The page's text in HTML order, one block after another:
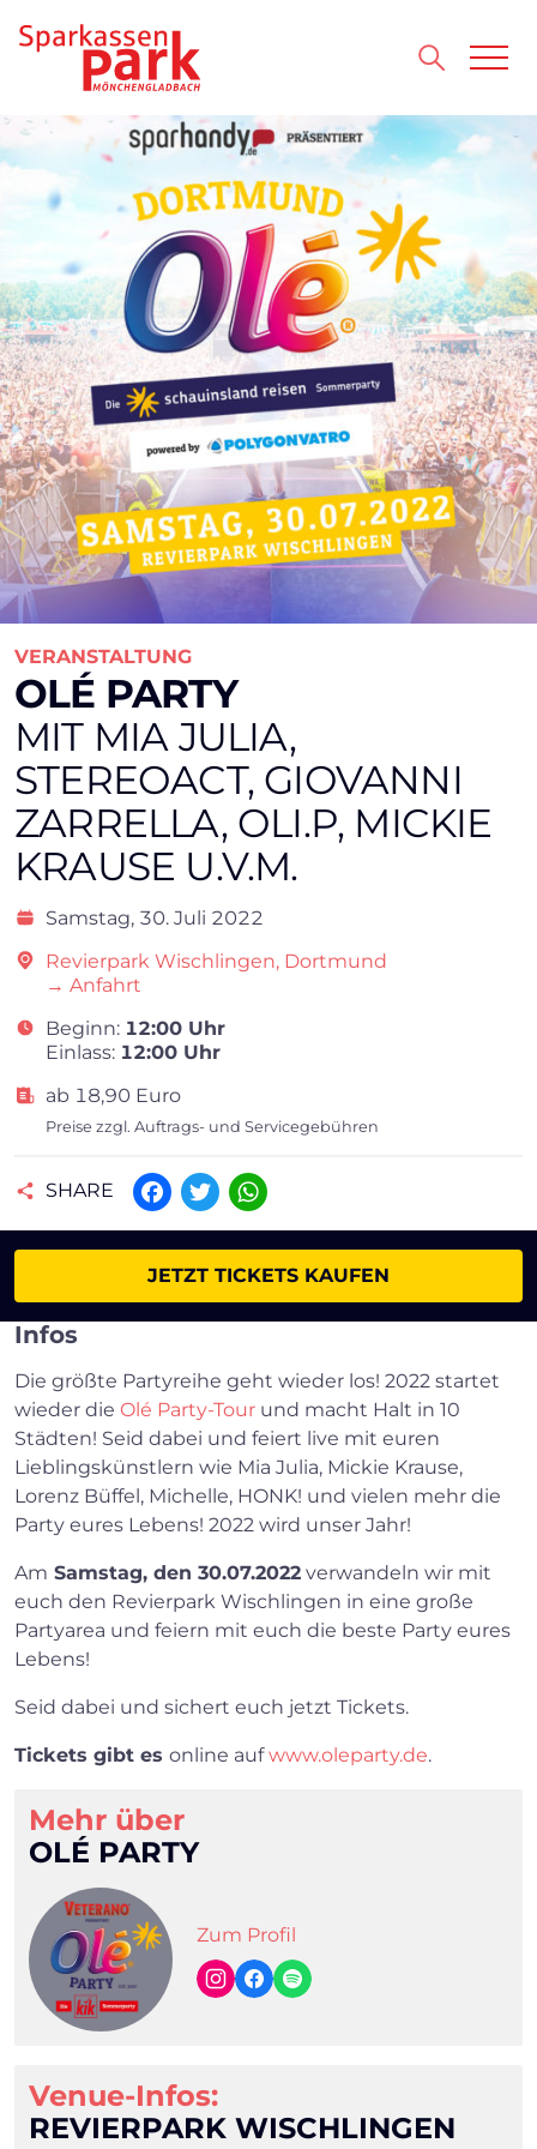
VERANSTALTUNG
OLÉ PARTY
MIT MIA JULIA,
STEREOACT, GIOVANNI
ZARRELLA, OLI.P, MICKIE
KRAUSE U.V.M.
Samstag, 30. Juli 2022
Revierpark Wischlingen, Dortmund
→ Anfahrt
Beginn: 12:00 Uhr
Einlass: 12:00 Uhr
ab 18,90 Euro
Preise zzgl. Auftrags- und Servicegebühren
SHARE
Facebook
Twitter
WhatsApp
JETZT TICKETS KAUFEN
Infos
Die größte Partyreihe geht wieder los! 2022 startet
wieder die Olé Party-Tour und macht Halt in 10
Städten! Seid dabei und feiert live mit euren
Lieblingskünstlern wie Mia Julia, Mickie Krause,
Lorenz Büffel, Michelle, HONK! und vielen mehr die
Party eures Lebens! 2022 wird unser Jahr!
Am Samstag, den 30.07.2022 verwandeln wir mit
euch den Revierpark Wischlingen in eine große
Partyarea und feiern mit euch die beste Party eures
Lebens!
Seid dabei und sichert euch jetzt Tickets.
Tickets gibt es online aufwww.oleparty.de.
Mehr über
OLÉ PARTY
Zum Profil
Venue-Infos:
REVIERPARK WISCHLINGEN